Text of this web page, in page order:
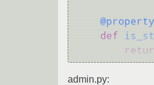
    @property
def
admin.py: